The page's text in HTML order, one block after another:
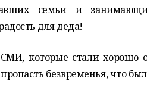
семьи и
для деда!
которые стали хорошо
безвременья, что